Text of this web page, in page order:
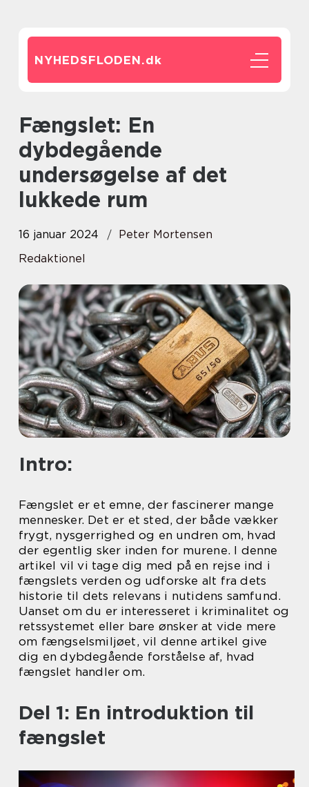
NYHEDSFLODEN.dk
Fængslet: En
dybdegående
undersøgelse af det
lukkede rum
16 januar 2024
Peter Mortensen
Redaktionel
Intro:
Fængslet er et emne, der fascinerer mange
mennesker. Det er et sted, der både vækker
frygt, nysgerrighed og en undren om, hvad
der egentlig sker inden for murene. I denne
artikel vil vi tage dig med på en rejse ind i
fængslets verden og udforske alt fra dets
historie til dets relevans i nutidens samfund.
Uanset om du er interesseret i kriminalitet og
retssystemet eller bare ønsker at vide mere
om fængselsmiljøet, vil denne artikel give
dig en dybdegående forståelse af, hvad
fængslet handler om.
Del 1: En introduktion til
fængslet